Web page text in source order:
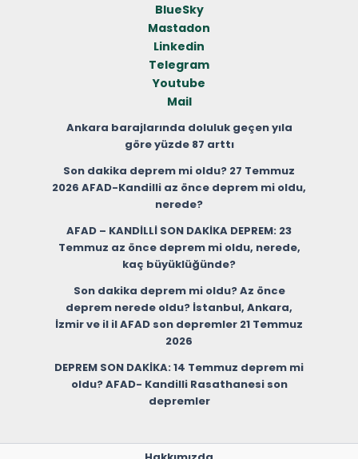
BlueSky
Mastadon
Linkedin
Telegram
Youtube
Mail
Ankara barajlarında doluluk geçen yıla
göre yüzde 87 arttı
Son dakika deprem mi oldu? 27 Temmuz
2026 AFAD-Kandilli az önce deprem mi oldu,
nerede?
AFAD – KANDİLLİ SON DAKİKA DEPREM: 23
Temmuz az önce deprem mi oldu, nerede,
kaç büyüklüğünde?
Son dakika deprem mi oldu? Az önce
deprem nerede oldu? İstanbul, Ankara,
İzmir ve il il AFAD son depremler 21 Temmuz
2026
DEPREM SON DAKİKA: 14 Temmuz deprem mi
oldu? AFAD- Kandilli Rasathanesi son
depremler